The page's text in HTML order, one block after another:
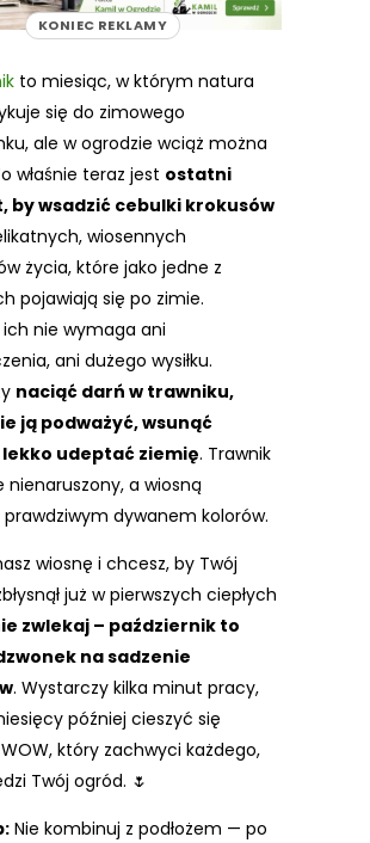
KONIEC REKLAMY
to miesiąc, w którym natura
się do zimowego
ale w ogrodzie wciąż można
właśnie teraz jest ostatni
by wsadzić cebulki krokusów
wiosennych
życia, które jako jedne z
pojawiają się po zimie.
ich nie wymaga ani
ani dużego wysiłku.
naciąć darń w trawniku,
ją podważyć, wsunąć
udeptać ziemię. Trawnik
nienaruszony, a wiosną
prawdziwym dywanem kolorów.
wiosnę i chcesz, by Twój
już w pierwszych ciepłych
zwlekaj – październik to
na sadzenie
. Wystarczy kilka minut pracy,
później cieszyć się
który zachwyci każdego,
Twój ogród. 🌷
Nie kombinuj z podłożem — po